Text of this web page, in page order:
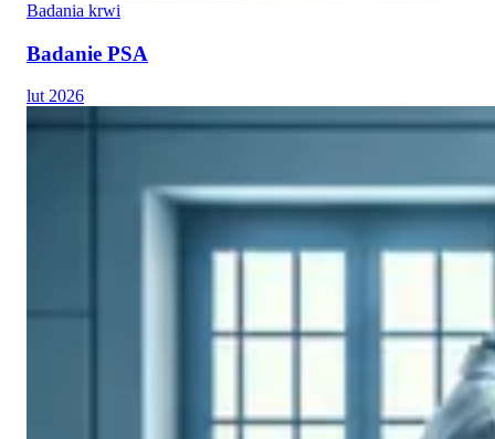
Badania krwi
Badanie PSA
lut 2026